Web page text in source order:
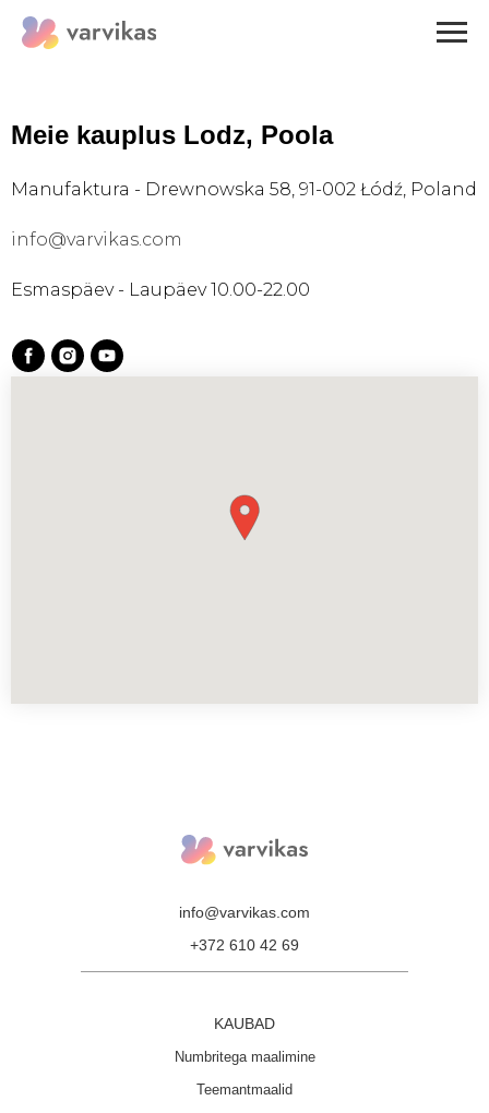
Meie kauplus Lodz, Poola
Manufaktura - Drewnowska 58, 91-002 Łódź, Poland
info@varvikas.com
Esmaspäev - Laupäev 10.00-22.00
info@varvikas.com
+372 610 42 69
Teemantmaalid
Numbritega maalimine
KAUBAD